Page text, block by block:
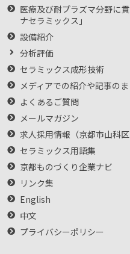
医療及び耐プラズマ分野に
ナセラミックス」
設備紹介
分析評価
セラミックス成形技術
メディアでの紹介や記事の
よくあるご質問
メールマガジン
求人採用情報（京都市山科
セラミックス用語集
京都ものづくり企業ナビ
リンク集
English
中文
プライバシーポリシー